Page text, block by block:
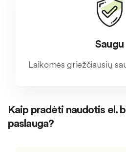
Saugu
Laikomės griežčiausių
Kaip pradėti naudotis el.
paslauga?